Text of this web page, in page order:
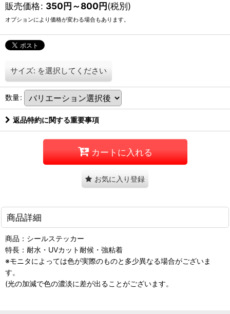
販売価格: 350円～800円(税別)
オプションにより価格が変わる場合もあります。
サイズ: を選択してください
数量:
返品特約に関する重要事項
カートに入れる
お気に入り登録
商品詳細
商品：シールステッカー
特長：耐水・UVカット耐候・強粘着
※モニタによっては色が実際のものと多少異なる場合がございま
す。
(光の加減で色の濃淡に差が出ることがございます。